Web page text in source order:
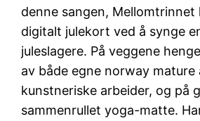
denne sangen, Mellomtrinnet
digitalt julekort ved å synge
juleslagere. På veggene
av både egne norway mature
kunstneriske arbeider, og på
sammenrullet yoga-matte.